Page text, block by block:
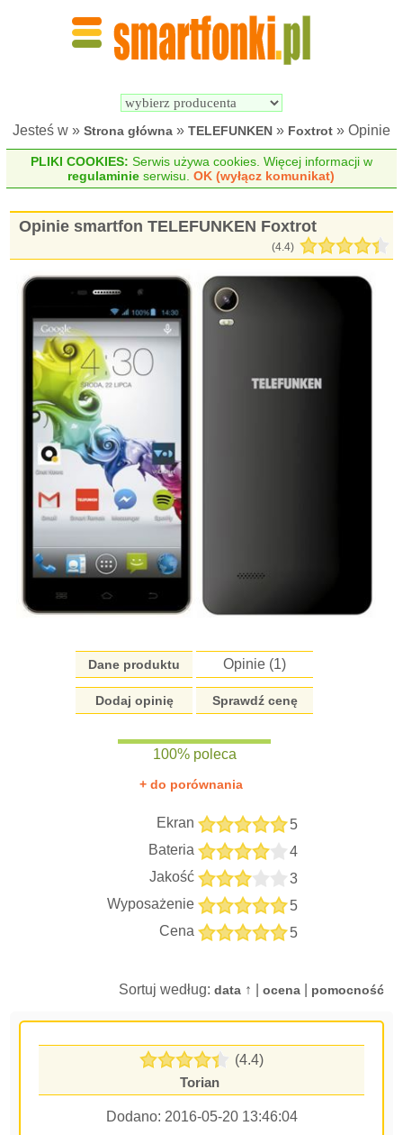
Jesteś w » Strona główna » TELEFUNKEN » Foxtrot » Opinie
PLIKI COOKIES: Serwis używa cookies. Więcej informacji w
regulaminie serwisu.OK (wyłącz komunikat)
Opinie smartfon TELEFUNKEN Foxtrot
(4.4)
Dane produktu Opinie (1)
Dodaj opinię Sprawdź cenę
100% poleca
+ do porównania
Ekran
5
Bateria
4
Jakość
3
Wyposażenie
5
Cena
5
Sortuj według: data↑ | ocena| pomocność
(4.4)
Torian
Dodano: 2016-05-20 13:46:04